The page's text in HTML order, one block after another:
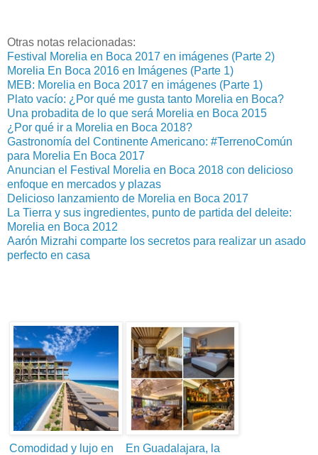
Otras notas relacionadas:
Festival Morelia en Boca 2017 en imágenes (Parte 2)
Morelia En Boca 2016 en Imágenes (Parte 1)
MEB: Morelia en Boca 2017 en imágenes (Parte 1)
Plato vacío: ¿Por qué me gusta tanto Morelia en Boca?
Una probadita de lo que será Morelia en Boca 2015
¿Por qué ir a Morelia en Boca 2018?
Gastronomía del Continente Americano: #TerrenoComún
para Morelia En Boca 2017
Anuncian el Festival Morelia en Boca 2018 con delicioso
enfoque en mercados y plazas
Delicioso lanzamiento de Morelia en Boca 2017
La Tierra y sus ingredientes, punto de partida del deleite:
Morelia en Boca 2012
Aarón Mizrahi comparte los secretos para realizar un asado
perfecto en casa
Comodidad y lujo en
En Guadalajara, la